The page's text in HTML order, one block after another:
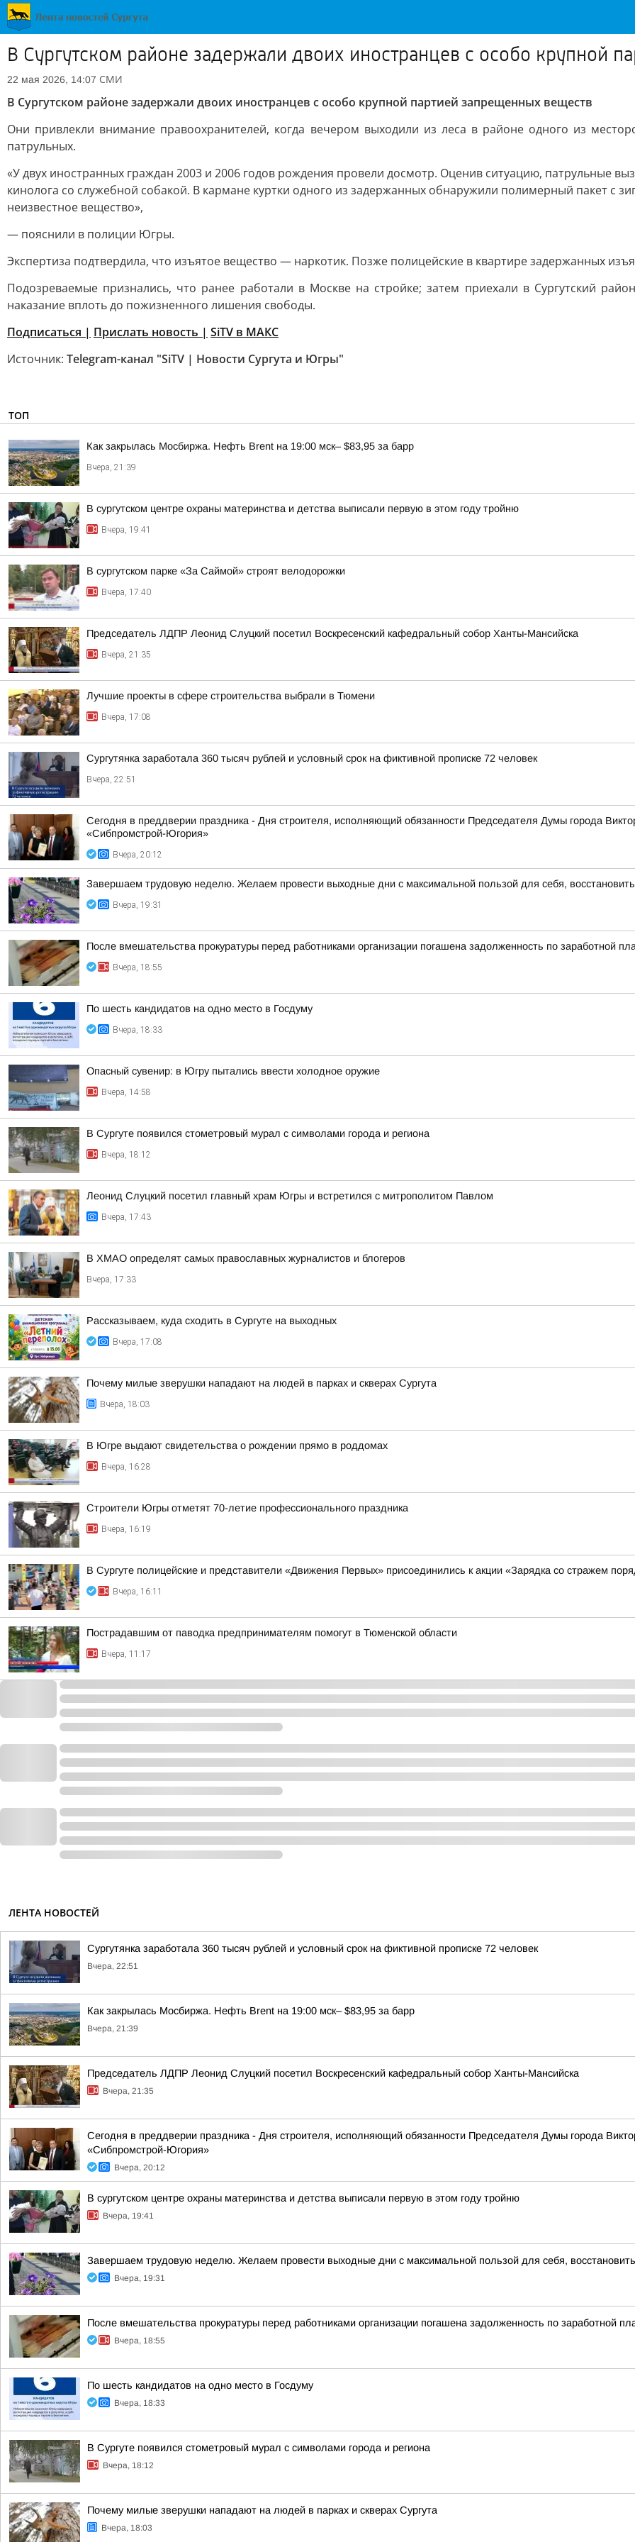
В Сургутском районе задержали двоих иностранцев с особо крупной
22 мая 2026, 14:07 СМИ
В Сургутском районе задержали двоих иностранцев с особо крупной партией запрещенных веществ
Они привлекли внимание правоохранителей, когда вечером выходили из леса в районе одного из
патрульных.
«У двух иностранных граждан 2003 и 2006 годов рождения провели досмотр. Оценив ситуацию, патрульные
кинолога со служебной собакой. В кармане куртки одного из задержанных обнаружили полимерный пакет с
неизвестное вещество»,
— пояснили в полиции Югры.
Экспертиза подтвердила, что изъятое вещество — наркотик. Позже полицейские в квартире задержанных
Подозреваемые признались, что ранее работали в Москве на стройке; затем приехали в Сургутский
наказание вплоть до пожизненного лишения свободы.
Подписаться | Прислать новость | SiTV в МАКС
Источник: Telegram-канал "SiTV | Новости Сургута и Югры"
ТОП
Как закрылась Мосбиржа. Нефть Brent на 19:00 мск– $83,95 за барр
Вчера, 21:39
В сургутском центре охраны материнства и детства выписали первую в этом году тройню
Вчера, 19:41
В сургутском парке «За Саймой» строят велодорожки
Вчера, 17:40
Председатель ЛДПР Леонид Слуцкий посетил Воскресенский кафедральный собор Ханты-Мансийска
Вчера, 21:35
Лучшие проекты в сфере строительства выбрали в Тюмени
Вчера, 17:08
Сургутянка заработала 360 тысяч рублей и условный срок на фиктивной прописке 72 человек
Вчера, 22:51
Сегодня в преддверии праздника - Дня строителя, исполняющий обязанности Председателя Думы города
«Сибпромстрой-Югория»
Вчера, 20:12
Завершаем трудовую неделю. Желаем провести выходные дни с максимальной пользой для себя,
Вчера, 19:31
После вмешательства прокуратуры перед работниками организации погашена задолженность по заработной
Вчера, 18:55
По шесть кандидатов на одно место в Госдуму
Вчера, 18:33
Опасный сувенир: в Югру пытались ввести холодное оружие
Вчера, 14:58
В Сургуте появился стометровый мурал с символами города и региона
Вчера, 18:12
Леонид Слуцкий посетил главный храм Югры и встретился с митрополитом Павлом
Вчера, 17:43
В ХМАО определят самых православных журналистов и блогеров
Вчера, 17:33
Рассказываем, куда сходить в Сургуте на выходных
Вчера, 17:08
Почему милые зверушки нападают на людей в парках и скверах Сургута
Вчера, 18:03
В Югре выдают свидетельства о рождении прямо в роддомах
Вчера, 16:28
Строители Югры отметят 70-летие профессионального праздника
Вчера, 16:19
В Сургуте полицейские и представители «Движения Первых» присоединились к акции «Зарядка со стражем
Вчера, 16:11
Пострадавшим от паводка предпринимателям помогут в Тюменской области
Вчера, 11:17
ЛЕНТА НОВОСТЕЙ
Сургутянка заработала 360 тысяч рублей и условный срок на фиктивной прописке 72 человек
Вчера, 22:51
Как закрылась Мосбиржа. Нефть Brent на 19:00 мск– $83,95 за барр
Вчера, 21:39
Председатель ЛДПР Леонид Слуцкий посетил Воскресенский кафедральный собор Ханты-Мансийска
Вчера, 21:35
Сегодня в преддверии праздника - Дня строителя, исполняющий обязанности Председателя Думы города
«Сибпромстрой-Югория»
Вчера, 20:12
В сургутском центре охраны материнства и детства выписали первую в этом году тройню
Вчера, 19:41
Завершаем трудовую неделю. Желаем провести выходные дни с максимальной пользой для себя,
Вчера, 19:31
После вмешательства прокуратуры перед работниками организации погашена задолженность по заработной
Вчера, 18:55
По шесть кандидатов на одно место в Госдуму
Вчера, 18:33
В Сургуте появился стометровый мурал с символами города и региона
Вчера, 18:12
Почему милые зверушки нападают на людей в парках и скверах Сургута
Вчера, 18:03